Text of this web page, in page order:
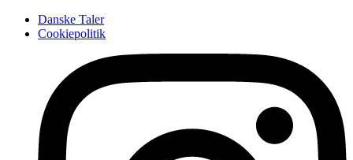
Danske Taler
Cookiepolitik